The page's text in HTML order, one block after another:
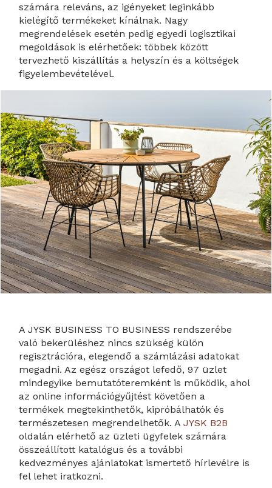
számára releváns, az igényeket leginkább
kielégítő termékeket kínálnak. Nagy
megrendelések esetén pedig egyedi logisztikai
megoldások is elérhetőek: többek között
tervezhető kiszállítás a helyszín és a költségek
figyelembevételével.
A JYSK BUSINESS TO BUSINESS rendszerébe
való bekerüléshez nincs szükség külön
regisztrációra, elegendő a számlázási adatokat
megadni. Az egész országot lefedő, 97 üzlet
mindegyike bemutatóteremként is működik, ahol
az online információgyűjtést követően a
termékek megtekinthetők, kipróbálhatók és
természetesen megrendelhetők. AJYSK B2B
oldalán elérhető az üzleti ügyfelek számára
összeállított katalógus és a további
kedvezményes ajánlatokat ismertető hírlevélre is
fel lehet iratkozni.